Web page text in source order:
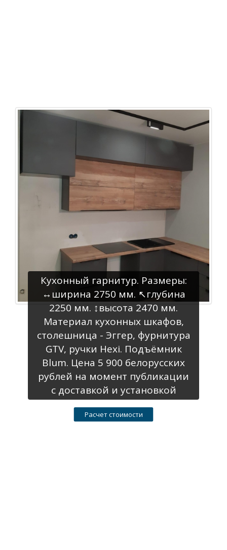
Кухонный гарнитур. Размеры:
↔️ширина 2750 мм. ↖️глубина
2250 мм. ↕️высота 2470 мм.
Материал кухонных шкафов,
столешница - Эггер, фурнитура
GTV, ручки Нехi. Подъёмник
Вlum. Цена 5 900 белорусских
рублей на момент публикации
с доставкой и установкой
Расчет стоимости